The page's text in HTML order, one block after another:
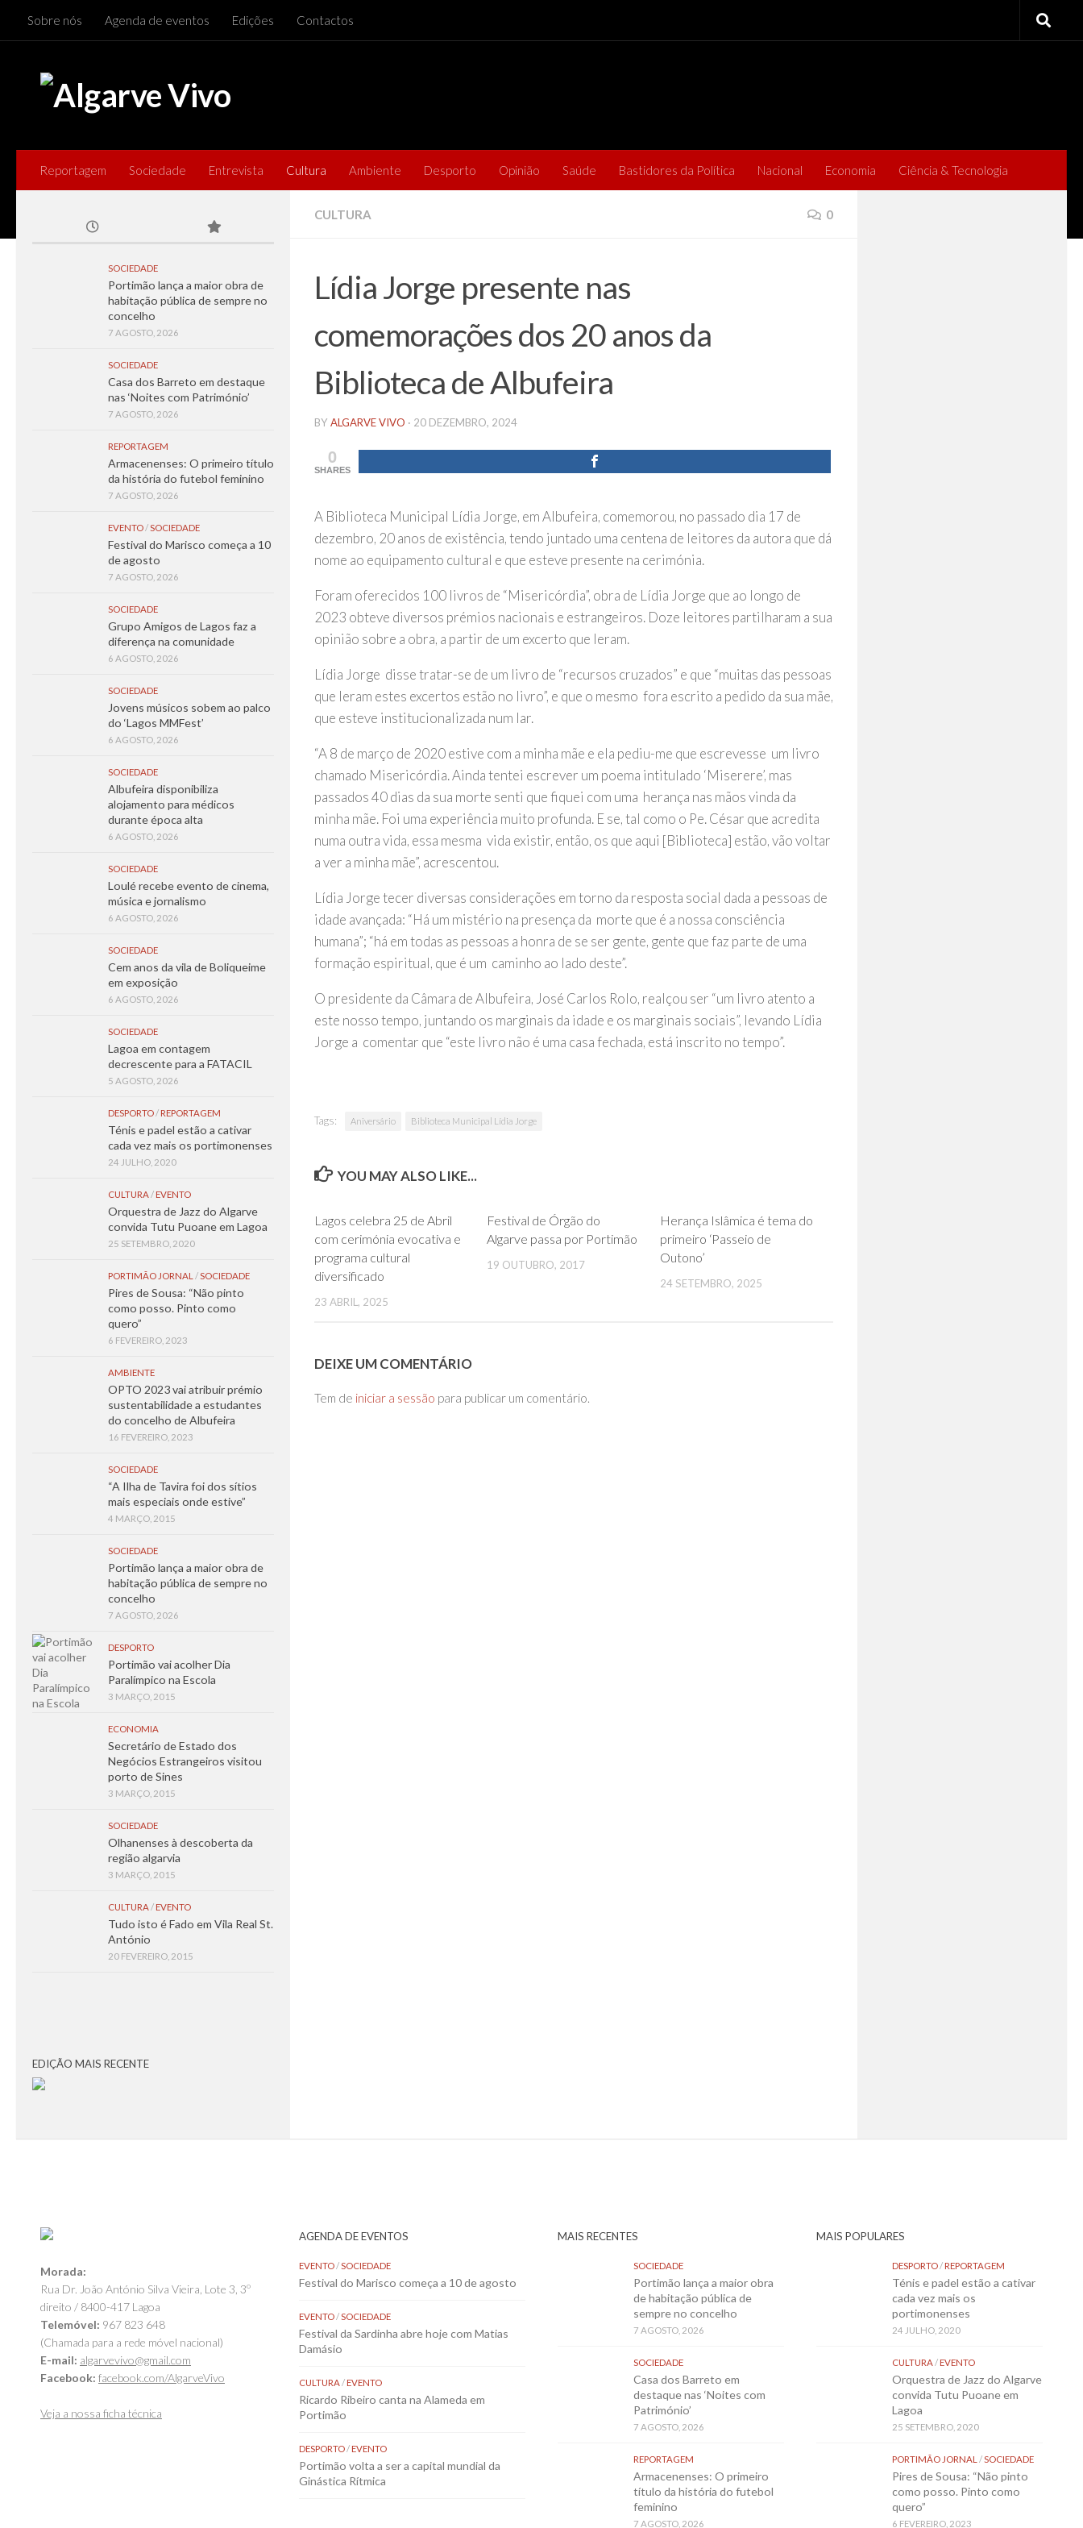
Skip to content
Sobre nós Agenda de eventos Edições Contactos
Reportagem Sociedade Entrevista Cultura Ambiente Desporto Opinião Saúde Bastidores da Política Nacional Economia Ciência & Tecnologia
CULTURA 0
Lídia Jorge presente nas
comemorações dos 20 anos da
Biblioteca de Albufeira
BY ALGARVE VIVO · 20 DEZEMBRO, 2024
0
SHARES
A Biblioteca Municipal Lídia Jorge, em Albufeira, comemorou, no passado dia 17 de
dezembro, 20 anos de existência, tendo juntado uma centena de leitores da autora que dá
nome ao equipamento cultural e que esteve presente na cerimónia.
Foram oferecidos 100 livros de “Misericórdia”, obra de Lídia Jorge que ao longo de
2023 obteve diversos prémios nacionais e estrangeiros. Doze leitores partilharam a sua
opinião sobre a obra, a partir de um excerto que leram.
Lídia Jorge disse tratar-se de um livro de “recursos cruzados” e que “muitas das pessoas
que leram estes excertos estão no livro”, e que o mesmo fora escrito a pedido da sua mãe,
que esteve institucionalizada num lar.
“A 8 de março de 2020 estive com a minha mãe e ela pediu-me que escrevesse um livro
chamado Misericórdia. Ainda tentei escrever um poema intitulado ‘Miserere’, mas
passados 40 dias da sua morte senti que fiquei com uma herança nas mãos vinda da
minha mãe. Foi uma experiência muito profunda. E se, tal como o Pe. César que acredita
numa outra vida, essa mesma vida existir, então, os que aqui [Biblioteca] estão, vão voltar
a ver a minha mãe”, acrescentou.
Lídia Jorge tecer diversas considerações em torno da resposta social dada a pessoas de
idade avançada: “Há um mistério na presença da morte que é a nossa consciência
humana”; “há em todas as pessoas a honra de se ser gente, gente que faz parte de uma
formação espiritual, que é um caminho ao lado deste”.
O presidente da Câmara de Albufeira, José Carlos Rolo, realçou ser “um livro atento a
este nosso tempo, juntando os marginais da idade e os marginais sociais”, levando Lídia
Jorge a comentar que “este livro não é uma casa fechada, está inscrito no tempo”.
Tags: Aniversário Biblioteca Municipal Lídia Jorge
YOU MAY ALSO LIKE...
Lagos celebra 25 de Abril
com cerimónia evocativa e
programa cultural
diversificado
23 ABRIL, 2025
Festival de Órgão do
Algarve passa por Portimão
19 OUTUBRO, 2017
Herança Islâmica é tema do
primeiro ‘Passeio de
Outono’
24 SETEMBRO, 2025
DEIXE UM COMENTÁRIO
Tem de iniciar a sessão para publicar um comentário.
SOCIEDADE
Portimão lança a maior obra de
habitação pública de sempre no
concelho
7 AGOSTO, 2026
SOCIEDADE
Casa dos Barreto em destaque
nas ‘Noites com Património’
7 AGOSTO, 2026
REPORTAGEM
Armacenenses: O primeiro título
da história do futebol feminino
7 AGOSTO, 2026
EVENTO/SOCIEDADE
Festival do Marisco começa a 10
de agosto
7 AGOSTO, 2026
SOCIEDADE
Grupo Amigos de Lagos faz a
diferença na comunidade
6 AGOSTO, 2026
SOCIEDADE
Jovens músicos sobem ao palco
do ‘Lagos MMFest’
6 AGOSTO, 2026
SOCIEDADE
Albufeira disponibiliza
alojamento para médicos
durante época alta
6 AGOSTO, 2026
SOCIEDADE
Loulé recebe evento de cinema,
música e jornalismo
6 AGOSTO, 2026
SOCIEDADE
Cem anos da vila de Boliqueime
em exposição
6 AGOSTO, 2026
SOCIEDADE
Lagoa em contagem
decrescente para a FATACIL
5 AGOSTO, 2026
DESPORTO/ REPORTAGEM
Ténis e padel estão a cativar
cada vez mais os portimonenses
24 JULHO, 2020
CULTURA/ EVENTO
Orquestra de Jazz do Algarve
convida Tutu Puoane em Lagoa
25 SETEMBRO, 2020
PORTIMÃO JORNAL /SOCIEDADE
Pires de Sousa: “Não pinto
como posso. Pinto como
quero”
6 FEVEREIRO, 2023
AMBIENTE
OPTO 2023 vai atribuir prémio
sustentabilidade a estudantes
do concelho de Albufeira
16 FEVEREIRO, 2023
SOCIEDADE
“A Ilha de Tavira foi dos sítios
mais especiais onde estive”
4 MARÇO, 2015
SOCIEDADE
Portimão lança a maior obra de
habitação pública de sempre no
concelho
7 AGOSTO, 2026
DESPORTO
Portimão vai acolher Dia
Paralímpico na Escola
3 MARÇO, 2015
ECONOMIA
Secretário de Estado dos
Negócios Estrangeiros visitou
porto de Sines
3 MARÇO, 2015
SOCIEDADE
Olhanenses à descoberta da
região algarvia
3 MARÇO, 2015
CULTURA/ EVENTO
Tudo isto é Fado em Vila Real St.
António
20 FEVEREIRO, 2015
EDIÇÃO MAIS RECENTE
Morada:
Rua Dr. João António Silva Vieira, Lote 3, 3º
direito / 8400-417 Lagoa
Telemóvel: 967 823 648
(Chamada para a rede móvel nacional)
E-mail: algarvevivo@gmail.com
Facebook: facebook.com/AlgarveVivo
Veja a nossa ficha técnica
AGENDA DE EVENTOS
EVENTO/SOCIEDADE
Festival do Marisco começa a 10 de agosto
EVENTO/SOCIEDADE
Festival da Sardinha abre hoje com Matias
Damásio
CULTURA/EVENTO
Ricardo Ribeiro canta na Alameda em
Portimão
DESPORTO/EVENTO
Portimão volta a ser a capital mundial da
Ginástica Rítmica
MAIS RECENTES
SOCIEDADE
Portimão lança a maior obra
de habitação pública de
sempre no concelho
7 AGOSTO, 2026
SOCIEDADE
Casa dos Barreto em
destaque nas ‘Noites com
Património’
7 AGOSTO, 2026
REPORTAGEM
Armacenenses: O primeiro
título da história do futebol
feminino
7 AGOSTO, 2026
MAIS POPULARES
DESPORTO/REPORTAGEM
Ténis e padel estão a cativar
cada vez mais os
portimonenses
24 JULHO, 2020
CULTURA/EVENTO
Orquestra de Jazz do Algarve
convida Tutu Puoane em
Lagoa
25 SETEMBRO, 2020
PORTIMÃO JORNAL /SOCIEDADE
Pires de Sousa: “Não pinto
como posso. Pinto como
quero”
6 FEVEREIRO, 2023